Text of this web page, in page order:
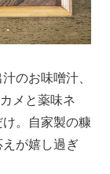
のお味噌汁、
メと薬味ネ
。自家製の糠
が嬉し過ぎ